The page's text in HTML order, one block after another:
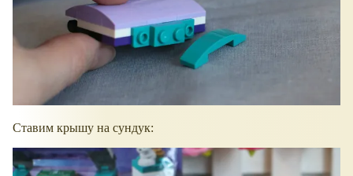
Ставим крышу на сундук: